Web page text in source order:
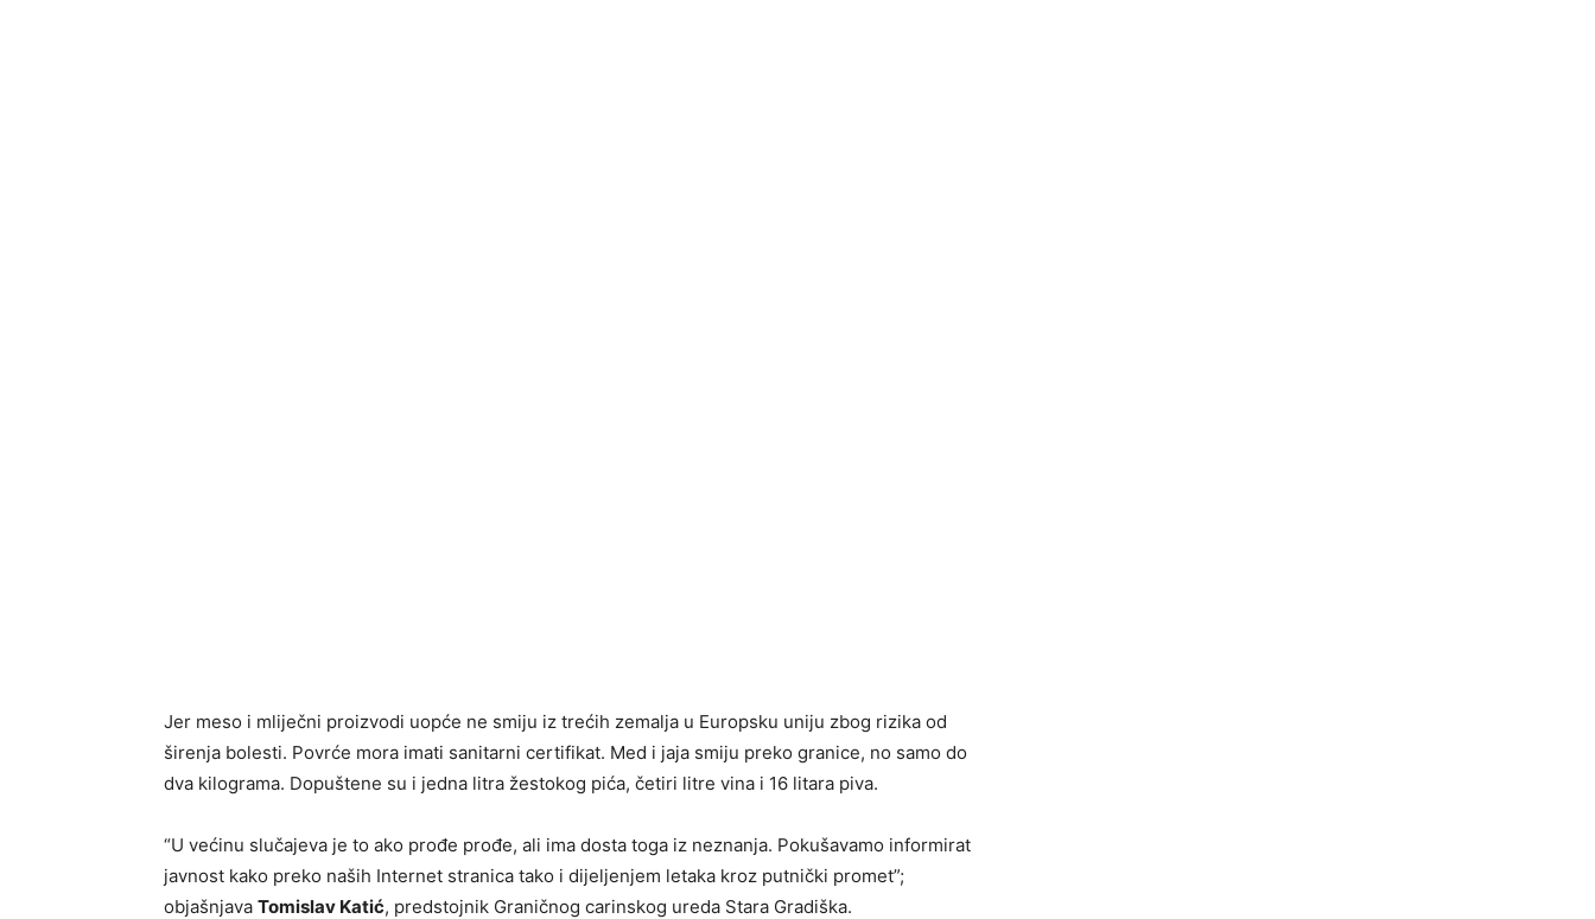
Jer meso i mliječni proizvodi uopće ne smiju iz trećih zemalja u Europsku uniju zbog rizika od
širenja bolesti. Povrće mora imati sanitarni certifikat. Med i jaja smiju preko granice, no samo do
dva kilograma. Dopuštene su i jedna litra žestokog pića, četiri litre vina i 16 litara piva.
“U većinu slučajeva je to ako prođe prođe, ali ima dosta toga iz neznanja. Pokušavamo informirat
javnost kako preko naših Internet stranica tako i dijeljenjem letaka kroz putnički promet”;
objašnjava Tomislav Katić, predstojnik Graničnog carinskog ureda Stara Gradiška.